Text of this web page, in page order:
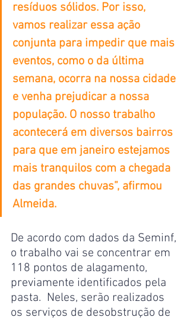
resíduos sólidos. Por isso,
vamos realizar essa ação
conjunta para impedir que mais
eventos, como o da última
semana, ocorra na nossa cidade
e venha prejudicar a nossa
população. O nosso trabalho
acontecerá em diversos bairros
para que em janeiro estejamos
mais tranquilos com a chegada
das grandes chuvas”, afirmou
Almeida.
De acordo com dados da Seminf,
o trabalho vai se concentrar em
118 pontos de alagamento,
previamente identificados pela
pasta.  Neles, serão realizados
os serviços de desobstrução de